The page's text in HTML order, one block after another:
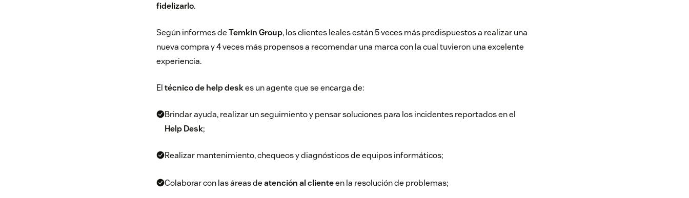
fidelizarlo.
Según informes deTemkin Group, los clientes leales están 5 veces más predispuestos a realizar una
nueva compra y 4 veces más propensos a recomendar una marca con la cual tuvieron una excelente
experiencia.
Eltécnico de help deskes un agente que se encarga de:
Brindar ayuda, realizar un seguimiento y pensar soluciones para los incidentes reportados en el
Help Desk;
Realizar mantenimiento, chequeos y diagnósticos de equipos informáticos;
Colaborar con las áreas deatención al clienteen la resolución de problemas;